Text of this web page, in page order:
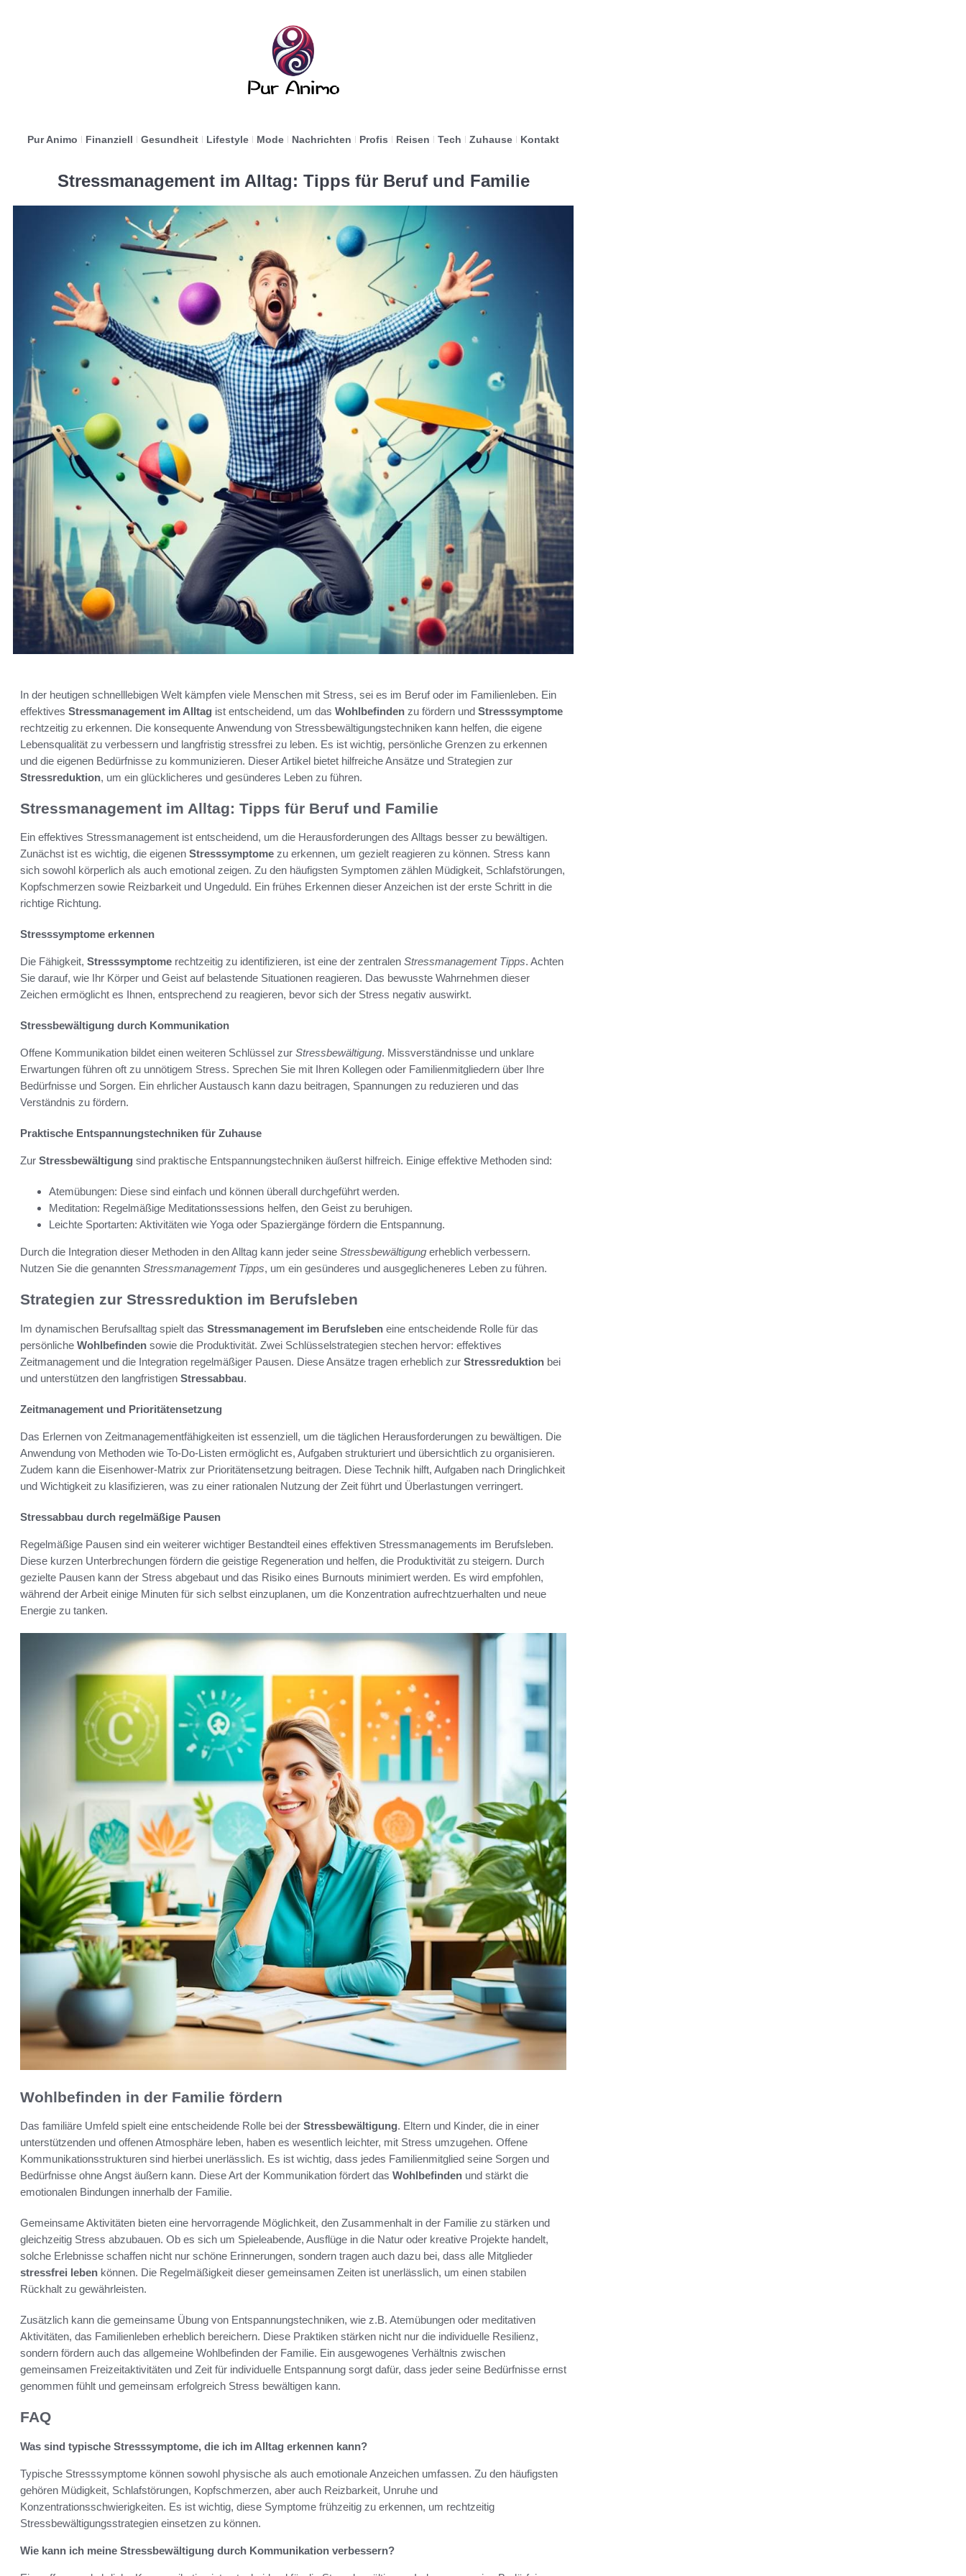
Pur Animo Finanziell Gesundheit Lifestyle Mode Nachrichten Profis Reisen Tech Zuhause Kontakt
Stressmanagement im Alltag: Tipps für Beruf und Familie
In der heutigen schnelllebigen Welt kämpfen viele Menschen mit Stress, sei es im Beruf oder im Familienleben. Ein
effektives Stressmanagement im Alltag ist entscheidend, um das Wohlbefinden zu fördern und Stresssymptome
rechtzeitig zu erkennen. Die konsequente Anwendung von Stressbewältigungstechniken kann helfen, die eigene
Lebensqualität zu verbessern und langfristig stressfrei zu leben. Es ist wichtig, persönliche Grenzen zu erkennen
und die eigenen Bedürfnisse zu kommunizieren. Dieser Artikel bietet hilfreiche Ansätze und Strategien zur
Stressreduktion, um ein glücklicheres und gesünderes Leben zu führen.
Stressmanagement im Alltag: Tipps für Beruf und Familie
Ein effektives Stressmanagement ist entscheidend, um die Herausforderungen des Alltags besser zu bewältigen.
Zunächst ist es wichtig, die eigenen Stresssymptome zu erkennen, um gezielt reagieren zu können. Stress kann
sich sowohl körperlich als auch emotional zeigen. Zu den häufigsten Symptomen zählen Müdigkeit, Schlafstörungen,
Kopfschmerzen sowie Reizbarkeit und Ungeduld. Ein frühes Erkennen dieser Anzeichen ist der erste Schritt in die
richtige Richtung.
Stresssymptome erkennen
Die Fähigkeit, Stresssymptome rechtzeitig zu identifizieren, ist eine der zentralen Stressmanagement Tipps. Achten
Sie darauf, wie Ihr Körper und Geist auf belastende Situationen reagieren. Das bewusste Wahrnehmen dieser
Zeichen ermöglicht es Ihnen, entsprechend zu reagieren, bevor sich der Stress negativ auswirkt.
Stressbewältigung durch Kommunikation
Offene Kommunikation bildet einen weiteren Schlüssel zur Stressbewältigung. Missverständnisse und unklare
Erwartungen führen oft zu unnötigem Stress. Sprechen Sie mit Ihren Kollegen oder Familienmitgliedern über Ihre
Bedürfnisse und Sorgen. Ein ehrlicher Austausch kann dazu beitragen, Spannungen zu reduzieren und das
Verständnis zu fördern.
Praktische Entspannungstechniken für Zuhause
Zur Stressbewältigung sind praktische Entspannungstechniken äußerst hilfreich. Einige effektive Methoden sind:
Atemübungen: Diese sind einfach und können überall durchgeführt werden.
Meditation: Regelmäßige Meditationssessions helfen, den Geist zu beruhigen.
Leichte Sportarten: Aktivitäten wie Yoga oder Spaziergänge fördern die Entspannung.
Durch die Integration dieser Methoden in den Alltag kann jeder seine Stressbewältigung erheblich verbessern.
Nutzen Sie die genannten Stressmanagement Tipps, um ein gesünderes und ausgeglicheneres Leben zu führen.
Strategien zur Stressreduktion im Berufsleben
Im dynamischen Berufsalltag spielt das Stressmanagement im Berufsleben eine entscheidende Rolle für das
persönliche Wohlbefinden sowie die Produktivität. Zwei Schlüsselstrategien stechen hervor: effektives
Zeitmanagement und die Integration regelmäßiger Pausen. Diese Ansätze tragen erheblich zur Stressreduktion bei
und unterstützen den langfristigen Stressabbau.
Zeitmanagement und Prioritätensetzung
Das Erlernen von Zeitmanagementfähigkeiten ist essenziell, um die täglichen Herausforderungen zu bewältigen. Die
Anwendung von Methoden wie To-Do-Listen ermöglicht es, Aufgaben strukturiert und übersichtlich zu organisieren.
Zudem kann die Eisenhower-Matrix zur Prioritätensetzung beitragen. Diese Technik hilft, Aufgaben nach Dringlichkeit
und Wichtigkeit zu klasifizieren, was zu einer rationalen Nutzung der Zeit führt und Überlastungen verringert.
Stressabbau durch regelmäßige Pausen
Regelmäßige Pausen sind ein weiterer wichtiger Bestandteil eines effektiven Stressmanagements im Berufsleben.
Diese kurzen Unterbrechungen fördern die geistige Regeneration und helfen, die Produktivität zu steigern. Durch
gezielte Pausen kann der Stress abgebaut und das Risiko eines Burnouts minimiert werden. Es wird empfohlen,
während der Arbeit einige Minuten für sich selbst einzuplanen, um die Konzentration aufrechtzuerhalten und neue
Energie zu tanken.
Wohlbefinden in der Familie fördern
Das familiäre Umfeld spielt eine entscheidende Rolle bei der Stressbewältigung. Eltern und Kinder, die in einer
unterstützenden und offenen Atmosphäre leben, haben es wesentlich leichter, mit Stress umzugehen. Offene
Kommunikationsstrukturen sind hierbei unerlässlich. Es ist wichtig, dass jedes Familienmitglied seine Sorgen und
Bedürfnisse ohne Angst äußern kann. Diese Art der Kommunikation fördert das Wohlbefinden und stärkt die
emotionalen Bindungen innerhalb der Familie.
Gemeinsame Aktivitäten bieten eine hervorragende Möglichkeit, den Zusammenhalt in der Familie zu stärken und
gleichzeitig Stress abzubauen. Ob es sich um Spieleabende, Ausflüge in die Natur oder kreative Projekte handelt,
solche Erlebnisse schaffen nicht nur schöne Erinnerungen, sondern tragen auch dazu bei, dass alle Mitglieder
stressfrei leben können. Die Regelmäßigkeit dieser gemeinsamen Zeiten ist unerlässlich, um einen stabilen
Rückhalt zu gewährleisten.
Zusätzlich kann die gemeinsame Übung von Entspannungstechniken, wie z.B. Atemübungen oder meditativen
Aktivitäten, das Familienleben erheblich bereichern. Diese Praktiken stärken nicht nur die individuelle Resilienz,
sondern fördern auch das allgemeine Wohlbefinden der Familie. Ein ausgewogenes Verhältnis zwischen
gemeinsamen Freizeitaktivitäten und Zeit für individuelle Entspannung sorgt dafür, dass jeder seine Bedürfnisse ernst
genommen fühlt und gemeinsam erfolgreich Stress bewältigen kann.
FAQ
Was sind typische Stresssymptome, die ich im Alltag erkennen kann?
Typische Stresssymptome können sowohl physische als auch emotionale Anzeichen umfassen. Zu den häufigsten
gehören Müdigkeit, Schlafstörungen, Kopfschmerzen, aber auch Reizbarkeit, Unruhe und
Konzentrationsschwierigkeiten. Es ist wichtig, diese Symptome frühzeitig zu erkennen, um rechtzeitig
Stressbewältigungsstrategien einsetzen zu können.
Wie kann ich meine Stressbewältigung durch Kommunikation verbessern?